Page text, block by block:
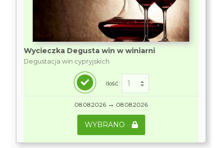
Wycieczka Degusta win w winiarni
Degustacja win cypryjskich
Ilość:
08.08.2026 → 08.08.2026
WYBRANO